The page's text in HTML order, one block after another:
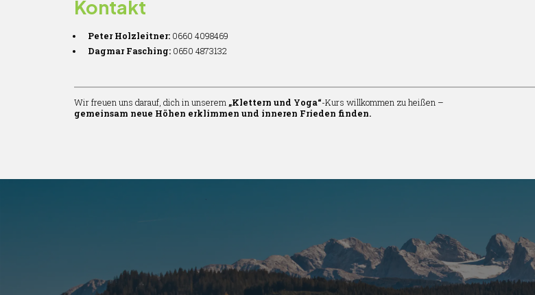
Unsere Anlagen
Motorikpark
Tickets-Kletterturm
Anreise
Kontakt
Peter Holzleitner:0660 4098469
Dagmar Fasching:0650 4873132
Wir freuen uns darauf, dich in unserem „Klettern und Yoga“-Kurs willkommen zu heißen –
gemeinsam neue Höhen erklimmen und inneren Frieden finden.